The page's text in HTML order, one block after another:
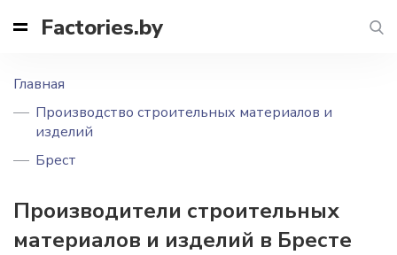
Factories.by
Главная
Производство строительных материалов и
изделий
Брест
Производители строительных
материалов и изделий в Бресте